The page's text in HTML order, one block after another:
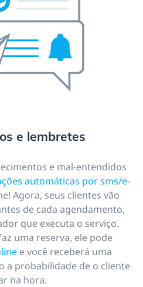
e lembretes
e mal-entendidos
automáticas por sms/e-
Agora, seus clientes vão
de cada agendamento,
que executa o serviço.
uma reserva, ele pode
e você receberá uma
a probabilidade de o cliente
na hora.